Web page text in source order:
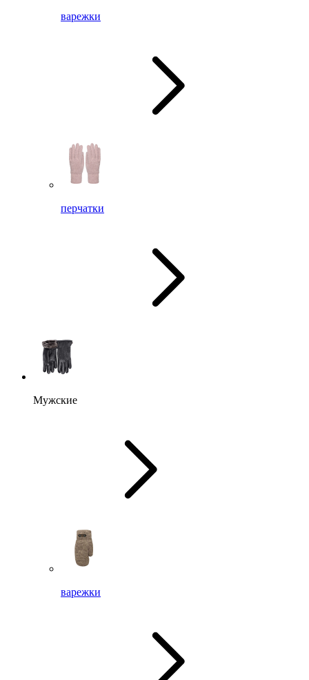
варежки
перчатки
Мужские
варежки